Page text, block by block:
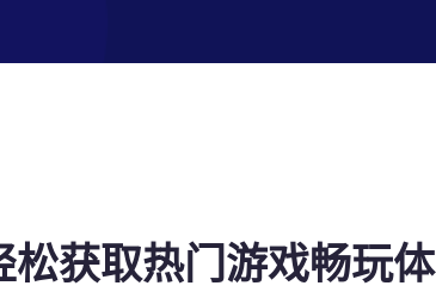
获取热门游戏畅玩体